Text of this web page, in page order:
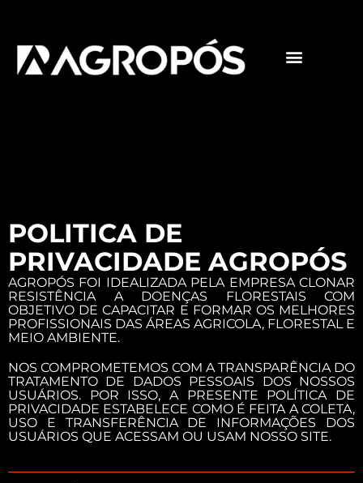
POLITICA DE
PRIVACIDADE AGROPÓS
AGROPÓS FOI IDEALIZADA PELA EMPRESA CLONAR
RESISTÊNCIA A DOENÇAS FLORESTAIS COM
OBJETIVO DE CAPACITAR E FORMAR OS MELHORES
PROFISSIONAIS DAS ÁREAS AGRICOLA, FLORESTAL E
MEIO AMBIENTE.
NOS COMPROMETEMOS COM A TRANSPARÊNCIA DO
TRATAMENTO DE DADOS PESSOAIS DOS NOSSOS
USUÁRIOS. POR ISSO, A PRESENTE POLÍTICA DE
PRIVACIDADE ESTABELECE COMO É FEITA A COLETA,
USO E TRANSFERÊNCIA DE INFORMAÇÕES DOS
USUÁRIOS QUE ACESSAM OU USAM NOSSO SITE.